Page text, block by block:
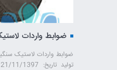
ضوابط واردات لاستیک